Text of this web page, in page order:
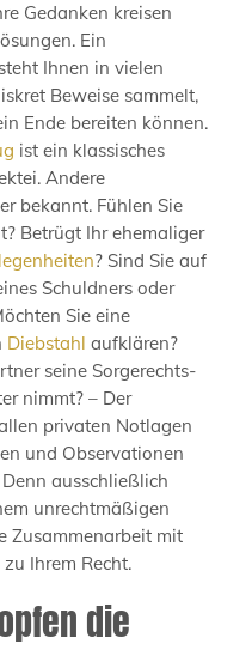
Gedanken kreisen
Ein
Ihnen in vielen
Beweise sammelt,
Ende bereiten können.
ist ein klassisches
Andere
bekannt. Fühlen Sie
Betrügt Ihr ehemaliger
? Sind Sie auf
Schuldners oder
Sie eine
Diebstahl aufklären?
seine Sorgerechts-
nimmt? – Der
privaten Notlagen
und Observationen
ausschließlich
unrechtmäßigen
Zusammenarbeit mit
Ihrem Recht.
die